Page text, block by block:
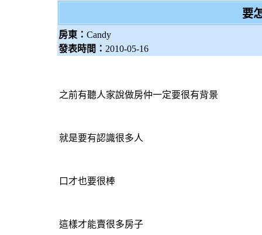
要
房東： Candy
發表時間： 2010-05-16
之前有聽人家說做房仲一定要很有背景
就是要有認識很多人
口才也要很棒
這樣才能賣很多房子